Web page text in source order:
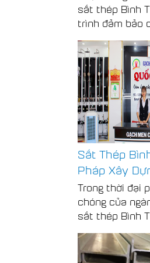
sắt thép Bình
trình đảm bảo
thi công. Thép
chỉ phù hợp
cần sắt thép
Thuận, La Gi
cận.
Sắt Thép
Pháp Xây
Và Hiệu Quả
Trong thời đại
chóng của
sắt thép Bình
trọng trong
những công